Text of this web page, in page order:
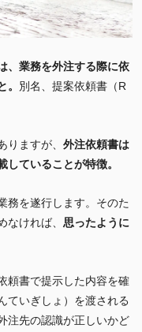
、業務を外注する際に依
別名、提案依頼書（R
りますが、 外注依頼書は
ていることが特徴。
務を遂行します。そのた
ければ、 思ったように
頼書で提示した内容を確
ていぎしょ）を渡される
注先の認識が正しいかど